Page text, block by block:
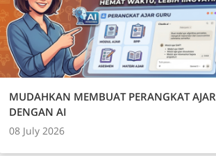
MUDAHKAN MEMBUAT PERANGKAT AJAR
DENGAN AI
08 July 2026